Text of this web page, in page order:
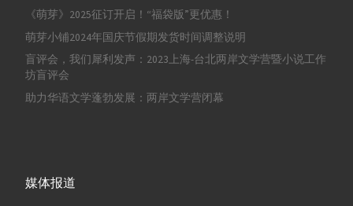
《萌芽》2025征订开启！“福袋版”更优惠！
萌芽小铺2024年国庆节假期发货时间调整说明
盲评会，我们犀利发声：2023上海-台北两岸文学营暨小说工作
坊盲评会
助力华语文学蓬勃发展：两岸文学营闭幕
媒体报道